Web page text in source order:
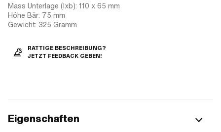
Mass Unterlage (lxb): 110 x 65 mm
Höhe Bär: 75 mm
Gewicht: 325 Gramm
RATTIGE BESCHREIBUNG?
JETZT FEEDBACK GEBEN!
Eigenschaften